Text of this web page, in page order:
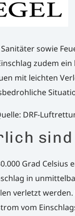
sowie
zudem
mit leichten
DRF-
sind
Grad Celsius
in
verletzt
vom